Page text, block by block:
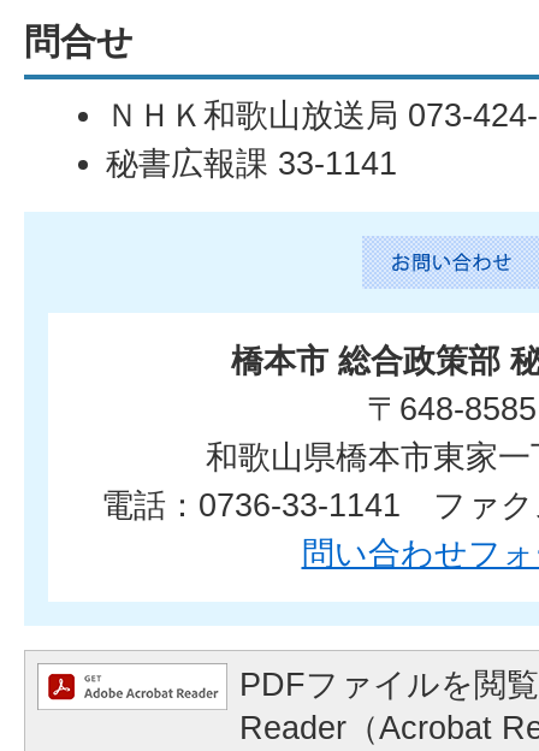
問合せ
ＮＨＫ和歌山放送局 073-
秘書広報課 33-1141
橋本市 総合政策部
〒648-8585
和歌山県橋本市東家
電話：0736-33-1141 ファク
問い合わせフ
PDFファイルを閲
Reader（Acrobat